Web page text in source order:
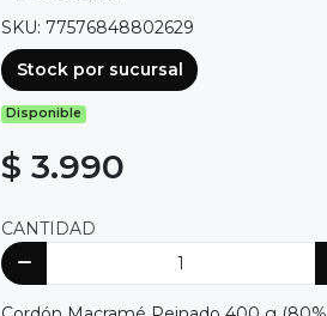
SKU: 77576848802629
Stock por sucursal
Disponible
$ 3.990
CANTIDAD